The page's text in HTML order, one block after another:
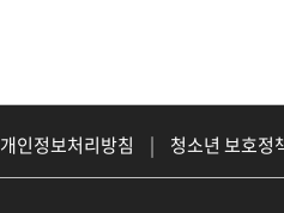
개인정보처리방침 |
청소년 보호정